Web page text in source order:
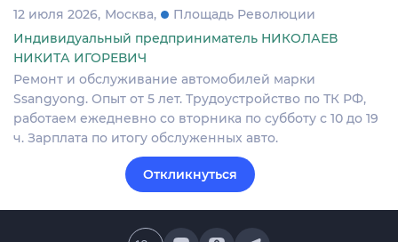
12 июля 2026 Москва
Площадь Революции
Индивидуальный предприниматель НИКОЛАЕВ
НИКИТА ИГОРЕВИЧ
Ремонт и обслуживание автомобилей марки
Ssangyong. Опыт от 5 лет. Трудоустройство по ТК РФ,
работаем ежедневно со вторника по субботу с 10 до 19
ч. Зарплата по итогу обслуженных авто.
Откликнуться